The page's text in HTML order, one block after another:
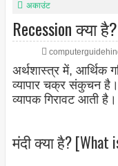
अकाउंट
Recession क्या है?
अर्थशास्त्र में, आर्थिक
व्यापार चक्र संकुचन
व्यापक गिरावट आती है।
मंदी क्या है? [What